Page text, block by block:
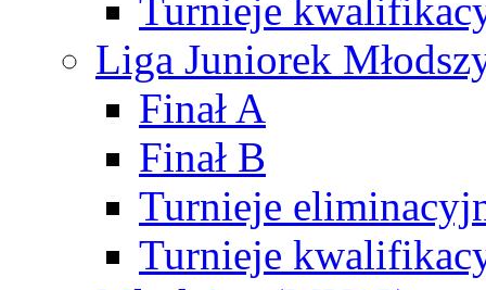
Turnieje
Liga Juniorek
Finał A
Finał B
Turnieje
Turnieje